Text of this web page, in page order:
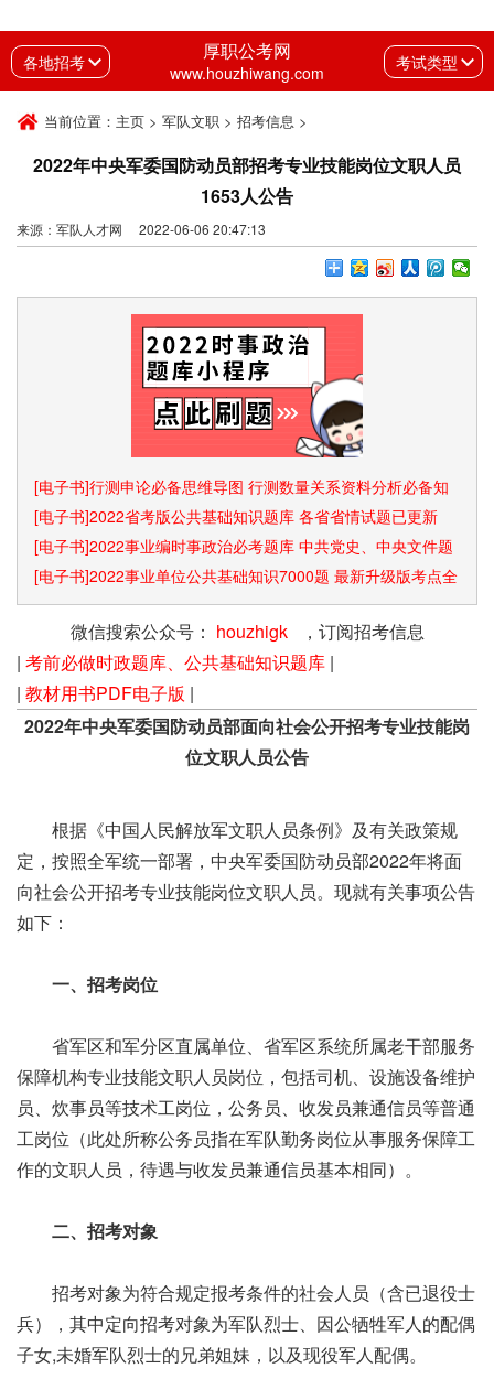
各地招考 厚职公考网
www.houzhiwang.com 考试类型
当前位置： 主页 > 军队文职 > 招考信息 >
2022年中央军委国防动员部招考专业技能岗位文职人员
1653人公告
来源：军队人才网 2022-06-06 20:47:13
[电子书]行测申论必备思维导图 行测数量关系资料分析必备知
识点和速算技巧
[电子书]2022省考版公共基础知识题库 各省省情试题已更新
[电子书]2022事业编时事政治必考题库 中共党史、中央文件题
库已更新
[电子书]2022事业单位公共基础知识7000题 最新升级版考点全
覆盖
微信搜索公众号： houzhigk，订阅招考信息
| 考前必做时政题库、公共基础知识题库 |
| 教材用书PDF电子版 |
2022年中央军委国防动员部面向社会公开招考专业技能岗
位文职人员公告
根据《中国人民解放军文职人员条例》及有关政策规
定，按照全军统一部署，中央军委国防动员部2022年将面
向社会公开招考专业技能岗位文职人员。现就有关事项公告
如下：
一、招考岗位
省军区和军分区直属单位、省军区系统所属老干部服务
保障机构专业技能文职人员岗位，包括司机、设施设备维护
员、炊事员等技术工岗位，公务员、收发员兼通信员等普通
工岗位（此处所称公务员指在军队勤务岗位从事服务保障工
作的文职人员，待遇与收发员兼通信员基本相同）。
二、招考对象
招考对象为符合规定报考条件的社会人员（含已退役士
兵），其中定向招考对象为军队烈士、因公牺牲军人的配偶
子女,未婚军队烈士的兄弟姐妹，以及现役军人配偶。